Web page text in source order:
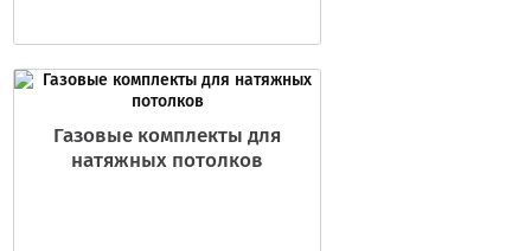
Газовые комплекты для
натяжных потолков